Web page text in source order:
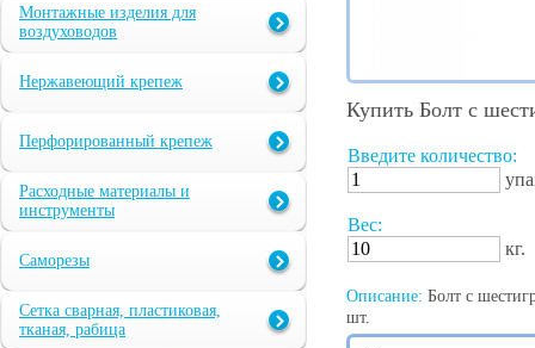
Монтажные изделия для
воздуховодов
Нержавеющий крепеж
Перфорированный крепеж
Расходные материалы и
инструменты
Саморезы
Сетка сварная, пластиковая,
тканая, рабица
Купить Болт с
Введите количество:
Вес:
кг.
Описание: Болт с
шт.